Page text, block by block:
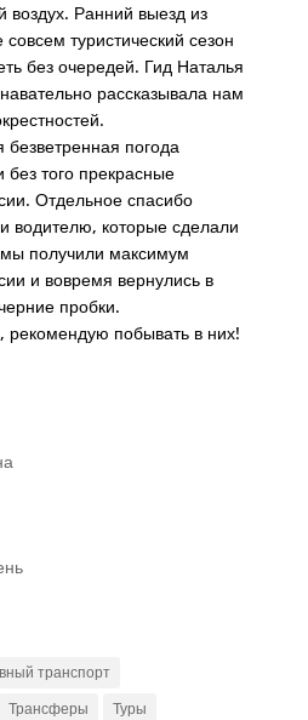
воздух. Ранний выезд из
туристический сезон
без очередей. Гид Наталья
рассказывала нам
погода
без того прекрасные
Отдельное спасибо
водителю, которые сделали
получили максимум
и вовремя вернулись в
пробки.
рекомендую побывать в них!
транспорт
Трансферы Туры